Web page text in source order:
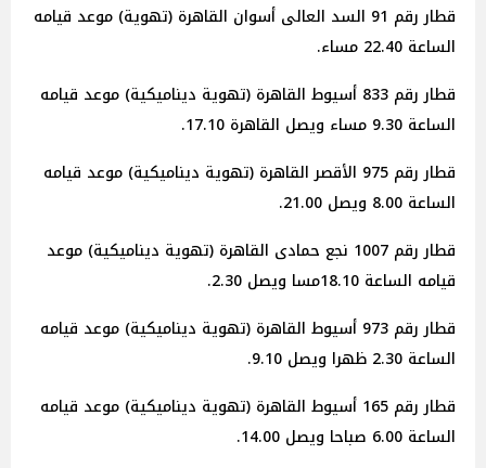
قطار رقم 91 السد العالى أسوان القاهرة (تهوية) موعد قيامه
الساعة 22.40 مساء.
قطار رقم 833 أسيوط القاهرة (تهوية ديناميكية) موعد قيامه
الساعة 9.30 مساء ويصل القاهرة 17.10.
قطار رقم 975 الأقصر القاهرة (تهوية ديناميكية) موعد قيامه
الساعة 8.00 ويصل 21.00.
قطار رقم 1007 نجع حمادى القاهرة (تهوية ديناميكية) موعد
قيامه الساعة 18.10مسا ويصل 2.30.
قطار رقم 973 أسيوط القاهرة (تهوية ديناميكية) موعد قيامه
الساعة 2.30 ظهرا ويصل 9.10.
قطار رقم 165 أسيوط القاهرة (تهوية ديناميكية) موعد قيامه
الساعة 6.00 صباحا ويصل 14.00.